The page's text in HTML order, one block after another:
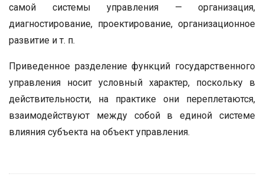
самой системы управления — организация,
диагностирование, проектирование, организационное
развитие и т. п.
Приведенное разделение функций государственного
управления носит условный характер, поскольку в
действительности, на практике они переплетаются,
взаимодействуют между собой в единой системе
влияния субъекта на объект управления.